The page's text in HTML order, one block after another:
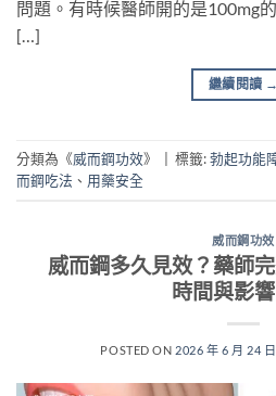
問題。有時候醫師開的是100mg
[…]
繼續閱讀 →
分類為《威而鋼功效》 標籤:勃起功能
而鋼吃法 、 用藥安全
威而鋼功效
威而鋼多久見效？藥師
時間與影
POSTED ON 2026 年 6 月 24 日